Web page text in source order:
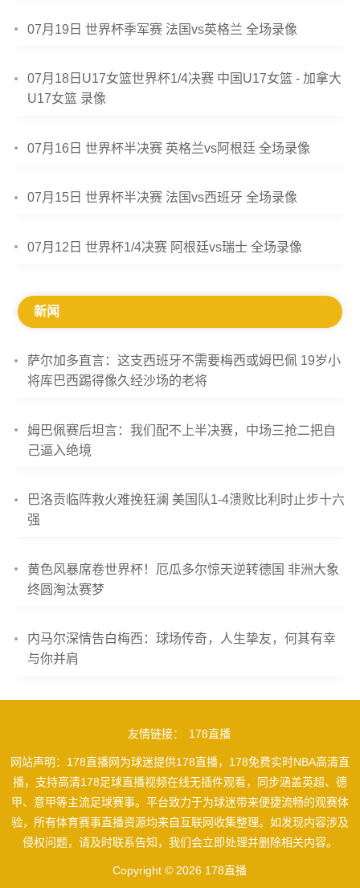
07月19日 世界杯季军赛 法国vs英格兰 全场录像
07月18日U17女篮世界杯1/4决赛 中国U17女篮 - 加拿大
U17女篮 录像
07月16日 世界杯半决赛 英格兰vs阿根廷 全场录像
07月15日 世界杯半决赛 法国vs西班牙 全场录像
07月12日 世界杯1/4决赛 阿根廷vs瑞士 全场录像
新闻
萨尔加多直言：这支西班牙不需要梅西或姆巴佩 19岁小
将库巴西踢得像久经沙场的老将
姆巴佩赛后坦言：我们配不上半决赛，中场三抢二把自
己逼入绝境
巴洛贡临阵救火难挽狂澜 美国队1-4溃败比利时止步十六
强
黄色风暴席卷世界杯！厄瓜多尔惊天逆转德国 非洲大象
终圆淘汰赛梦
内马尔深情告白梅西：球场传奇，人生挚友，何其有幸
与你并肩
友情链接： 178直播
网站声明：178直播网为球迷提供178直播，178免费实时NBA高清直
播，支持高清178足球直播视频在线无插件观看，同步涵盖英超、德
甲、意甲等主流足球赛事。平台致力于为球迷带来便捷流畅的观赛体
验，所有体育赛事直播资源均来自互联网收集整理。如发现内容涉及
侵权问题，请及时联系告知，我们会立即处理并删除相关内容。
Copyright © 2026 178直播